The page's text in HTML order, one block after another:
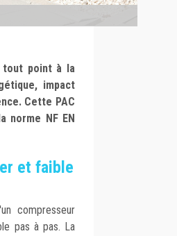
tout point à la
impact
Cette PAC
NF EN
et faible
compresseur
pas à pas. La